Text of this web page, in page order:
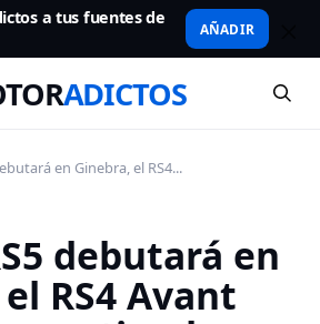
a tus fuentes de
AÑADIR
ADICTOS
en Ginebra, el RS4...
debutará en
RS4 Avant